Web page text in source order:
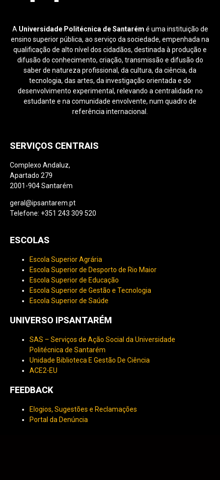
A Universidade Politécnica de Santarém é uma instituição de
ensino superior pública, ao serviço da sociedade, empenhada na
qualificação de alto nível dos cidadãos, destinada à produção e
difusão do conhecimento, criação, transmissão e difusão do
saber de natureza profissional, da cultura, da ciência, da
tecnologia, das artes, da investigação orientada e do
desenvolvimento experimental, relevando a centralidade no
estudante e na comunidade envolvente, num quadro de
referência internacional.
SERVIÇOS CENTRAIS
Complexo Andaluz,
Apartado 279
2001-904 Santarém
geral@ipsantarem.pt
Telefone: +351 243 309 520
ESCOLAS
Escola Superior Agrária
Escola Superior de Desporto de Rio Maior
Escola Superior de Educação
Escola Superior de Gestão e Tecnologia
Escola Superior de Saúde
UNIVERSO IPSANTARÉM
SAS – Serviços de Ação Social da Universidade
Politécnica de Santarém
Unidade Biblioteca E Gestão De Ciência
ACE2-EU
FEEDBACK
Elogios, Sugestões e Reclamações
Portal da Denúncia